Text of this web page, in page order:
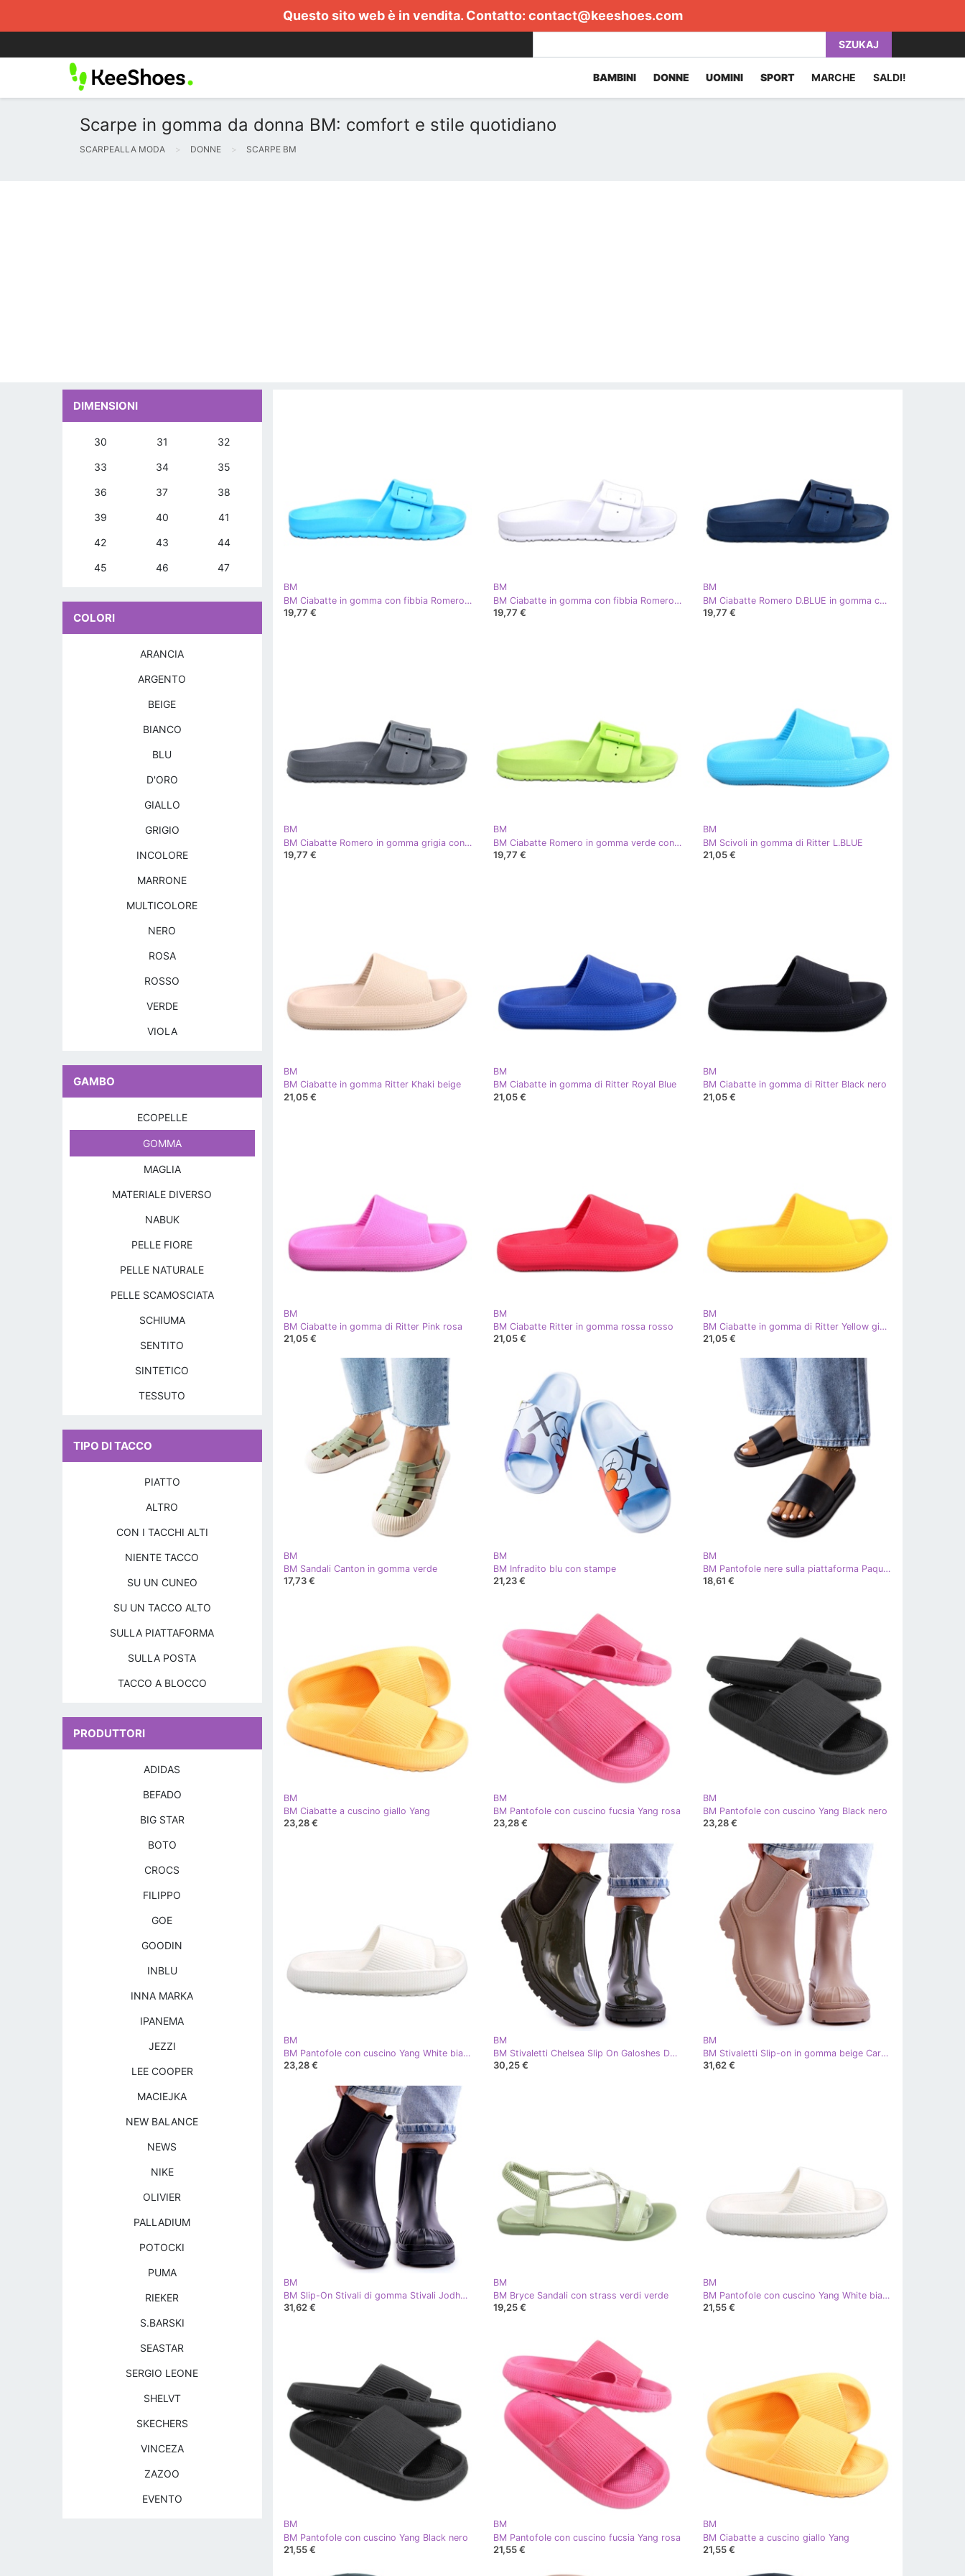
Questo sito web è in vendita. Contatto: contact@keeshoes.com
SZUKAJ
BAMBINI DONNE UOMINI SPORT MARCHE SALDI!
Scarpe in gomma da donna BM: comfort e stile quotidiano
SCARPEALLA MODA DONNE SCARPE BM
BM
BM Ciabatte in gomma con fibbia Romero L.BLUE
19,77 €
BM
BM Ciabatte in gomma con fibbia Romero White bianco
19,77 €
BM
BM Ciabatte Romero D.BLUE in gomma con fibbia
19,77 €
BM
BM Ciabatte Romero in gomma grigia con fibbia grigio
19,77 €
BM
BM Ciabatte Romero in gomma verde con fibbia
19,77 €
BM
BM Scivoli in gomma di Ritter L.BLUE
21,05 €
BM
BM Ciabatte in gomma Ritter Khaki beige
21,05 €
BM
BM Ciabatte in gomma di Ritter Royal Blue
21,05 €
BM
BM Ciabatte in gomma di Ritter Black nero
21,05 €
BM
BM Ciabatte in gomma di Ritter Pink rosa
21,05 €
BM
BM Ciabatte Ritter in gomma rossa rosso
21,05 €
BM
BM Ciabatte in gomma di Ritter Yellow giallo
21,05 €
BM
BM Sandali Canton in gomma verde
17,73 €
BM
BM Infradito blu con stampe
21,23 €
BM
BM Pantofole nere sulla piattaforma Paquette nero
18,61 €
BM
BM Ciabatte a cuscino giallo Yang
23,28 €
BM
BM Pantofole con cuscino fucsia Yang rosa
23,28 €
BM
BM Pantofole con cuscino Yang Black nero
23,28 €
BM
BM Pantofole con cuscino Yang White bianco
23,28 €
BM
BM Stivaletti Chelsea Slip On Galoshes Donna Verde Scuro Larone
30,25 €
BM
BM Stivaletti Slip-on in gomma beige Carme
31,62 €
BM
BM Slip-On Stivali di gomma Stivali Jodhpur Carme nero
31,62 €
BM
BM Bryce Sandali con strass verdi verde
19,25 €
BM
BM Pantofole con cuscino Yang White bianco
21,55 €
BM
BM Pantofole con cuscino Yang Black nero
21,55 €
BM
BM Pantofole con cuscino fucsia Yang rosa
21,55 €
BM
BM Ciabatte a cuscino giallo Yang
21,55 €
DIMENSIONI
30 31 32
33 34 35
36 37 38
39 40 41
42 43 44
45 46 47
COLORI
ARANCIA
ARGENTO
BEIGE
BIANCO
BLU
D'ORO
GIALLO
GRIGIO
INCOLORE
MARRONE
MULTICOLORE
NERO
ROSA
ROSSO
VERDE
VIOLA
GAMBO
ECOPELLE
GOMMA
MAGLIA
MATERIALE DIVERSO
NABUK
PELLE FIORE
PELLE NATURALE
PELLE SCAMOSCIATA
SCHIUMA
SENTITO
SINTETICO
TESSUTO
TIPO DI TACCO
PIATTO
ALTRO
CON I TACCHI ALTI
NIENTE TACCO
SU UN CUNEO
SU UN TACCO ALTO
SULLA PIATTAFORMA
SULLA POSTA
TACCO A BLOCCO
PRODUTTORI
ADIDAS
BEFADO
BIG STAR
BOTO
CROCS
FILIPPO
GOE
GOODIN
INBLU
INNA MARKA
IPANEMA
JEZZI
LEE COOPER
MACIEJKA
NEW BALANCE
NEWS
NIKE
OLIVIER
PALLADIUM
POTOCKI
PUMA
RIEKER
S.BARSKI
SEASTAR
SERGIO LEONE
SHELVT
SKECHERS
VINCEZA
ZAZOO
EVENTO